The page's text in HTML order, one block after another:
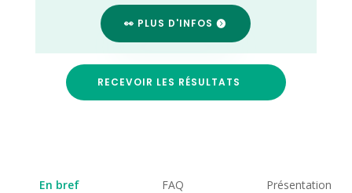
👀 PLUS D'INFOS
RECEVOIR LES RÉSULTATS
En bref FAQ Présentation